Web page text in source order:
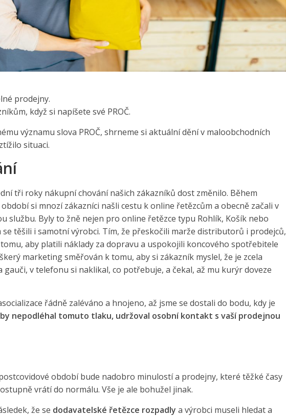
prodejny.
když si napíšete své PROČ.
významu slova PROČ, shrneme si aktuální dění v maloobchodních
situaci.
tři roky nákupní chování našich zákazníků dost změnilo. Během
si mnozí zákazníci našli cestu k online řetězcům a obecně začali v
službu. Byly to žně nejen pro online řetězce typu Rohlík, Košík nebo
se těšili i samotní výrobci. Tím, že přeskočili marže distributorů i prodejců,
aby platili náklady za dopravu a uspokojili koncového spotřebitele
marketing směřován k tomu, aby si zákazník myslel, že je zcela
gauči, v telefonu si naklikal, co potřebuje, a čekal, až mu kurýr doveze
řádně zaléváno a hnojeno, až jsme se dostali do bodu, kdy je
nepodléhal tomuto tlaku, udržoval osobní kontakt s vaší prodejnou
období bude nadobro minulostí a prodejny, které těžké časy
vrátí do normálu. Vše je ale bohužel jinak.
že se dodavatelské řetězce rozpadly a výrobci museli hledat a